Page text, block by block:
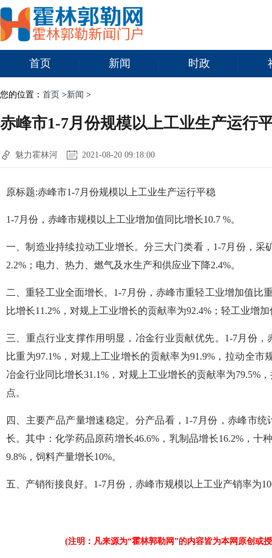
首页 新闻 时政
您的位置： 首页 >新闻 >
赤峰市1-7月份规模以上工业生产运行
魅力霍林河 2021-08-20 09:18:00
原标题:赤峰市1-7月份规模以上工业生产运行平稳
1-7月份，赤峰市规模以上工业增加值同比增长10.7 %。
一、制造业持续拉动工业增长。分三大门类看，1-7月份，采
2.2%；电力、热力、燃气及水生产和供应业下降2.4%。
二、重轻工业全面增长。1-7月份，赤峰市重轻工业增加值比
比增长11.2%，对规上工业增长的贡献率为92.4%；轻工业增
三、重点行业支撑作用明显，冶金行业贡献优先。1-7月份
比重为97.1%，对规上工业增长的贡献率为91.9%，拉动全
冶金行业同比增长31.1%，对规上工业增长的贡献率为79.5%
点。
四、主要产品产量增速稳定。分产品看，1-7月份，赤峰市
长。其中：化学药品原药增长46.6%，乳制品增长16.2%，十
9.8%，饲料产量增长10%。
五、产销衔接良好。1-7月份，赤峰市规模以上工业产销率为
(注明：凡来源为“霍林郭勒网”的内容皆为本网原创或